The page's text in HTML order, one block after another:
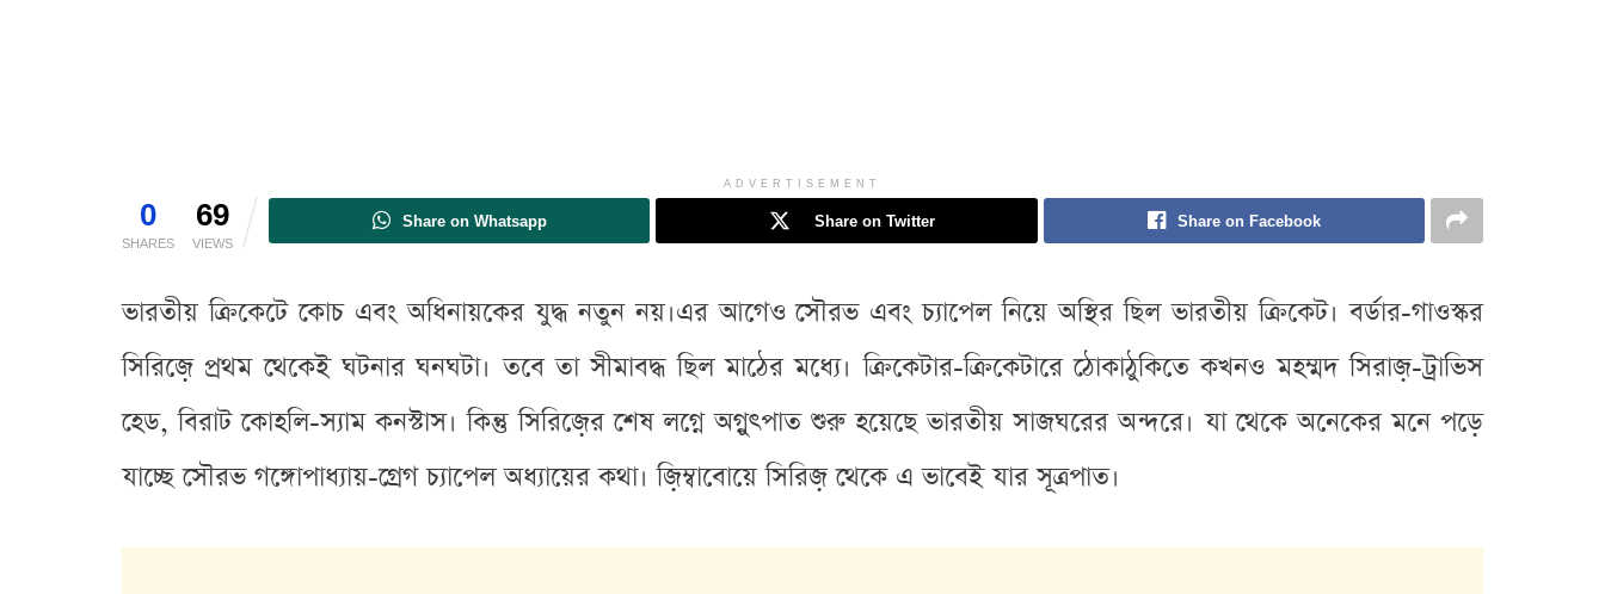
ADVERTISEMENT
0
SHARES
69
VIEWS
Share on Whatsapp Share on Twitter Share on Facebook
ভারতীয় ক্রিকেটে কোচ এবং অধিনায়কের যুদ্ধ নতুন নয়।এর আগেও সৌরভ এবং চ্যাপেল নিয়ে অস্থির ছিল ভারতীয় ক্রিকেট। বর্ডার-গাওস্কর
সিরিজ়ে প্রথম থেকেই ঘটনার ঘনঘটা। তবে তা সীমাবদ্ধ ছিল মাঠের মধ্যে। ক্রিকেটার-ক্রিকেটারে ঠোকাঠুকিতে কখনও মহম্মদ সিরাজ়-ট্রাভিস
হেড, বিরাট কোহলি-স্যাম কনস্টাস। কিন্তু সিরিজ়ের শেষ লগ্নে অগ্নুৎপাত শুরু হয়েছে ভারতীয় সাজঘরের অন্দরে। যা থেকে অনেকের মনে পড়ে
যাচ্ছে সৌরভ গঙ্গোপাধ্যায়-গ্রেগ চ্যাপেল অধ্যায়ের কথা। জ়িম্বাবোয়ে সিরিজ় থেকে এ ভাবেই যার সূত্রপাত।